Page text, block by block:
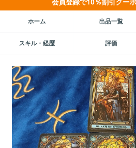
ホーム 出品一覧
スキル・経歴 評価